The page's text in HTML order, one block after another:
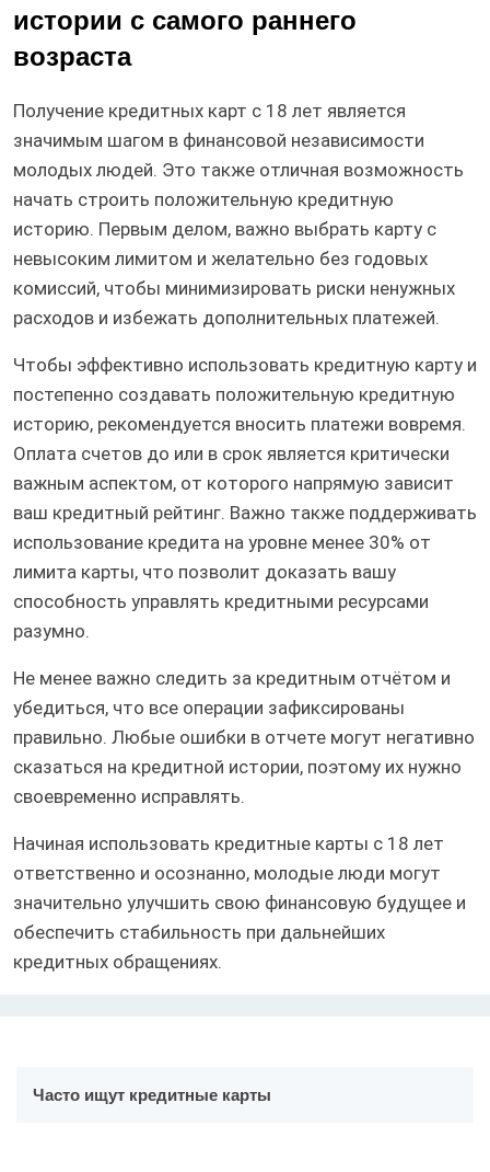
истории с самого раннего
возраста
Получение кредитных карт с 18 лет является
значимым шагом в финансовой независимости
молодых людей. Это также отличная возможность
начать строить положительную кредитную
историю. Первым делом, важно выбрать карту с
невысоким лимитом и желательно без годовых
комиссий, чтобы минимизировать риски ненужных
расходов и избежать дополнительных платежей.
Чтобы эффективно использовать кредитную карту и
постепенно создавать положительную кредитную
историю, рекомендуется вносить платежи вовремя.
Оплата счетов до или в срок является критически
важным аспектом, от которого напрямую зависит
ваш кредитный рейтинг. Важно также поддерживать
использование кредита на уровне менее 30% от
лимита карты, что позволит доказать вашу
способность управлять кредитными ресурсами
разумно.
Не менее важно следить за кредитным отчётом и
убедиться, что все операции зафиксированы
правильно. Любые ошибки в отчете могут негативно
сказаться на кредитной истории, поэтому их нужно
своевременно исправлять.
Начиная использовать кредитные карты с 18 лет
ответственно и осознанно, молодые люди могут
значительно улучшить свою финансовую будущее и
обеспечить стабильность при дальнейших
кредитных обращениях.
Часто ищут кредитные карты